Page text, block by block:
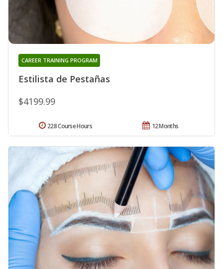
Estilista de Pestañas
CAREER TRAINING PROGRAM
$4199.99
12 Months
228 Course Hours